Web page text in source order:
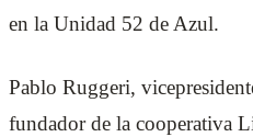
en la Unidad 52 de Azul.
Pablo Ruggeri,
fundador de la cooperativa